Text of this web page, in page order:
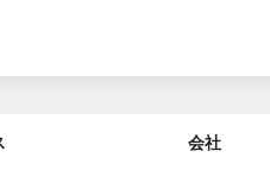
会社